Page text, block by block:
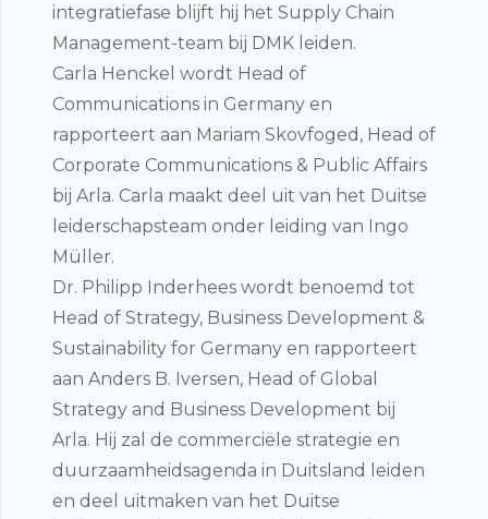
integratiefase blijft hij het Supply Chain
Management-team bij DMK leiden.
Carla Henckel wordt Head of
Communications in Germany en
rapporteert aan Mariam Skovfoged, Head of
Corporate Communications & Public Affairs
bij Arla. Carla maakt deel uit van het Duitse
leiderschapsteam onder leiding van Ingo
Müller.
Dr. Philipp Inderhees wordt benoemd tot
Head of Strategy, Business Development &
Sustainability for Germany en rapporteert
aan Anders B. Iversen, Head of Global
Strategy and Business Development bij
Arla. Hij zal de commerciële strategie en
duurzaamheidsagenda in Duitsland leiden
en deel uitmaken van het Duitse